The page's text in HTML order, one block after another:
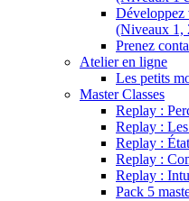
Développez
(Niveaux 1,
Prenez
Atelier en ligne
Les petits
Master Classes
Replay :
Replay :
Replay :
Replay :
Replay :
Pack 5